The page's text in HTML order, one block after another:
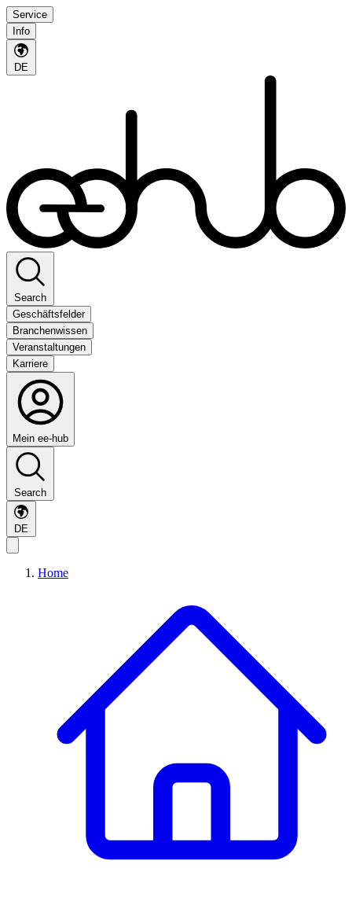
Service
Info
DE
Search
Geschäftsfelder
Branchenwissen
Veranstaltungen
Karriere
Mein ee-hub
Search
DE
Home